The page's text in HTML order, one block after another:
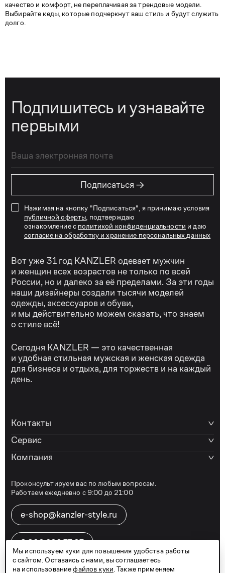
качество и комфорт, не переплачивая за трендовые модели.
Выбирайте кеды, которые подчеркнут ваш стиль и будут служить
долго.
Подпишитесь и узнавайте
первыми
Подписаться →
Нажимая на кнопку "Подписаться", я принимаю условия
публичной оферты , подтверждаю
ознакомление с политикой конфиденциальности и даю
согласие на обработку и хранение персональных данных
Вот уже 31 год KANZLER одевает мужчин
и женщин всех возрастов не только по всей
России, но и далеко за её пределами. За эти годы
наши дизайнеры создали тысячи моделей
одежды, аксессуаров и обуви,
и мы действительно можем сказать, что знаем
о стиле всё!
Сегодня KANZLER — это качественная
и удобная стильная мужская и женская одежда
для бизнеса и отдыха, для торжеств и на каждый
день.
Контакты
Сервис
Компания
Проконсультируем вас по любым вопросам.
Работаем ежедневно с 9:00 до 21:00
e-shop@kanzler-style.ru
8 800 600 77 07
Мы используем куки для повышения удобства работы
с сайтом. Оставаясь с нами, вы соглашаетесь
на использованиефайлов куки . Также применяем